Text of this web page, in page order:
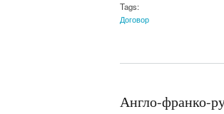
Tags:
Договор
Англо-франко-